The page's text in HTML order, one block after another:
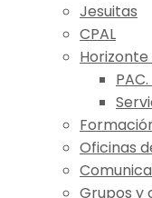
Jesuitas
CPAL
Oficinas
Grupos y